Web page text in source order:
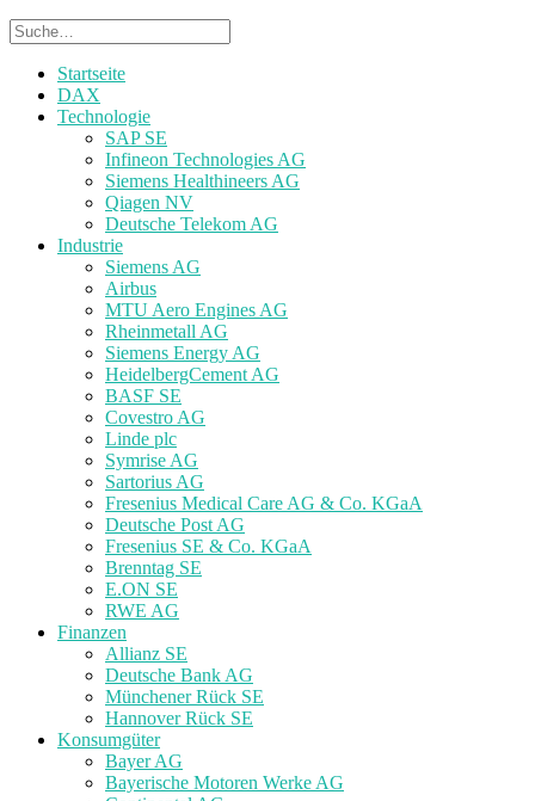
Startseite
DAX
Technologie
SAP SE
Infineon Technologies AG
Siemens Healthineers AG
Qiagen NV
Deutsche Telekom AG
Industrie
Siemens AG
Airbus
MTU Aero Engines AG
Rheinmetall AG
Siemens Energy AG
HeidelbergCement AG
BASF SE
Covestro AG
Linde plc
Symrise AG
Sartorius AG
Fresenius Medical Care AG & Co. KGaA
Deutsche Post AG
Fresenius SE & Co. KGaA
Brenntag SE
E.ON SE
RWE AG
Finanzen
Allianz SE
Deutsche Bank AG
Münchener Rück SE
Hannover Rück SE
Konsumgüter
Bayer AG
Bayerische Motoren Werke AG